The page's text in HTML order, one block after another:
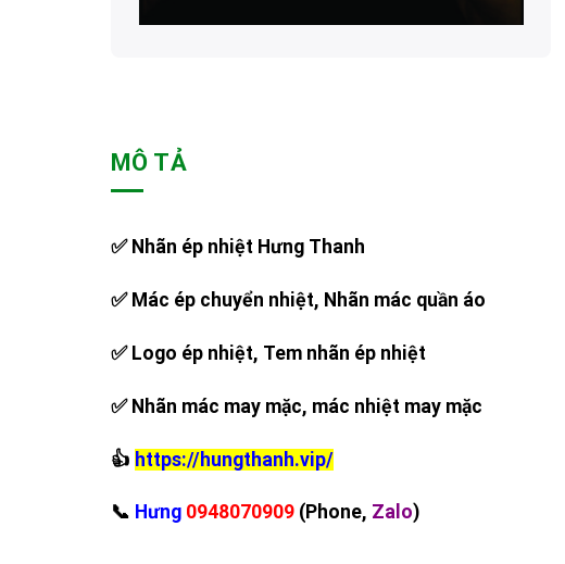
MÔ TẢ
✅ Nhãn ép nhiệt Hưng Thanh
✅ Mác ép chuyển nhiệt, Nhãn mác quần áo
✅ Logo ép nhiệt, Tem nhãn ép nhiệt
✅ Nhãn mác may mặc, mác nhiệt may mặc
👍 https://hungthanh.vip/
‪📞 Hưng 0948070909 (Phone, Zalo)